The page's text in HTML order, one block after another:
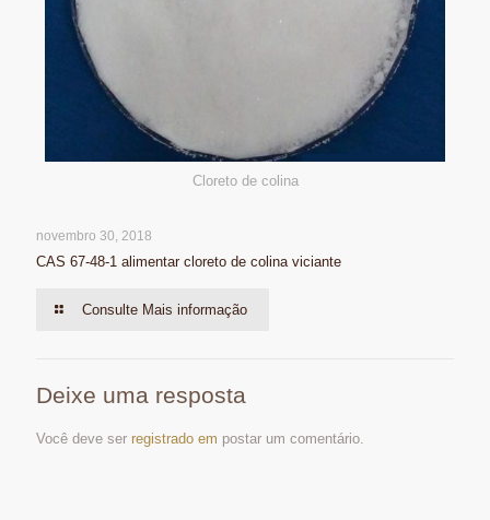
Cloreto de colina
novembro 30, 2018
CAS 67-48-1 alimentar cloreto de colina viciante
Consulte Mais informação
Deixe uma resposta
Você deve ser registrado em postar um comentário.